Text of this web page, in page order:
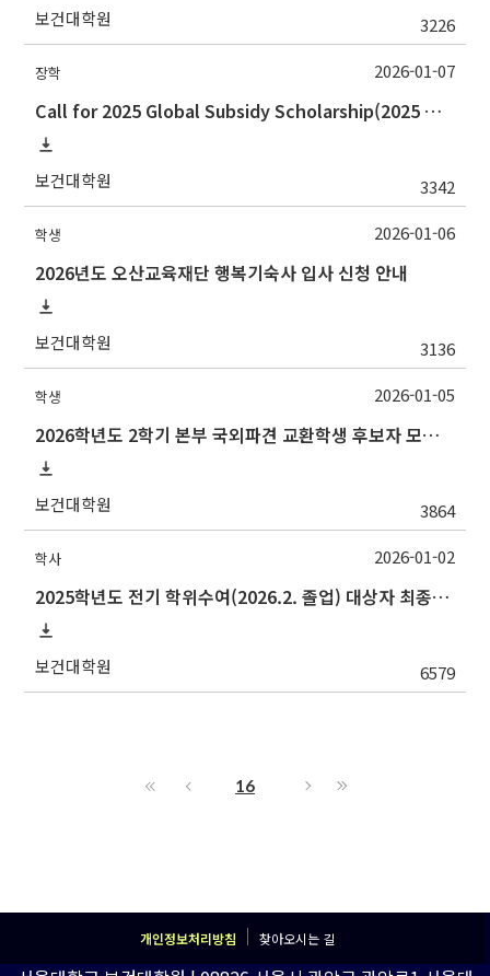
보건대학원 3226
장학
Call for 2025 Global Subsidy Scholarship(2025 글로벌 보조금 장학금)
보건대학원 3342
2026-01-07
학생
2026년도 오산교육재단 행복기숙사 입사 신청 안내
보건대학원 3136
2026-01-06
학생
2026학년도 2학기 본부 국외파견 교환학생 후보자 모집 안내
보건대학원 3864
2026-01-05
학사
2025학년도 전기 학위수여(2026.2. 졸업) 대상자 최종인준 논문 제출 안내
보건대학원 6579
2026-01-02
16
개인정보처리방침 찾아오시는 길